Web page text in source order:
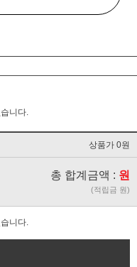
니다.
상품가 0원
총 합계금액 : 원
(적립금 원)
니다.